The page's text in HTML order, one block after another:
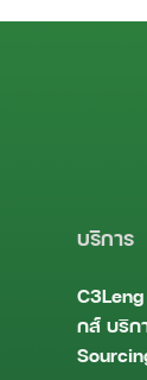
บริการ
C3Leng
กส์ บริก